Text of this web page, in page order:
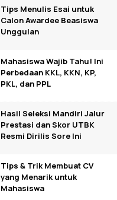
Tips Menulis Esai untuk
Calon Awardee Beasiswa
Unggulan
Mahasiswa Wajib Tahu! Ini
Perbedaan KKL, KKN, KP,
PKL, dan PPL
Hasil Seleksi Mandiri Jalur
Prestasi dan Skor UTBK
Resmi Dirilis Sore Ini
Tips & Trik Membuat CV
yang Menarik untuk
Mahasiswa